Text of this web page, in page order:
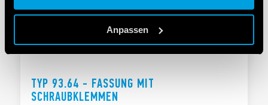
Cookie policy.
Anpassen
TYP 93.64 - FASSUNG MIT
SCHRAUBKLEMMEN